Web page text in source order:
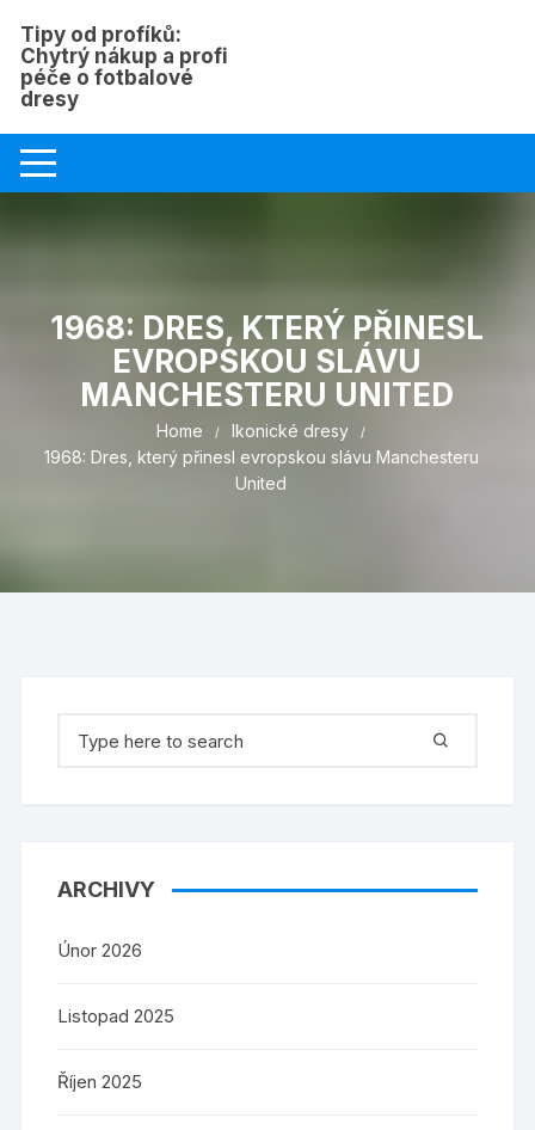
content
Tipy od profíků:
Chytrý nákup a profi
péče o fotbalové
dresy
1968: DRES, KTERÝ PŘINESL
EVROPSKOU SLÁVU
MANCHESTERU UNITED
Home
Ikonické dresy
1968: Dres, který přinesl evropskou slávu Manchesteru
United
for:
ARCHIVY
Únor 2026
Listopad 2025
Říjen 2025